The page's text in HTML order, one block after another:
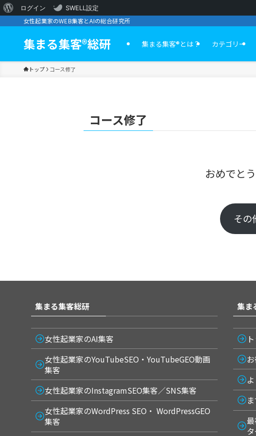
WordPress
ログイン SWELL設定
女性起業家のWEB集客とAIの総合研究所
集まる集客®︎総研 集まる集客®️とは？ カテゴリー
トップ コース修了
コース修了
おめでと
その
集まる集客総研
女性起業家のAI集客
女性起業家のYouTubeSEO・YouTubeGEO動画
集客
女性起業家のInstagramSEO集客／SNS集客
女性起業家のWordPress SEO・ WordPressGEO
集客
集ま